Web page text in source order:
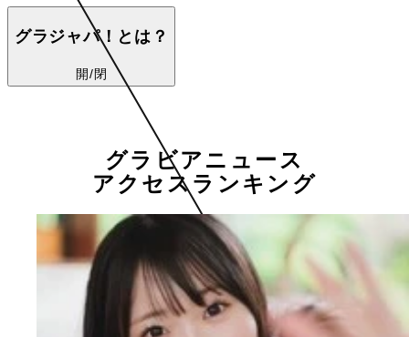
グラジャパ！とは？
開/閉
グラビアニュース
アクセスランキング